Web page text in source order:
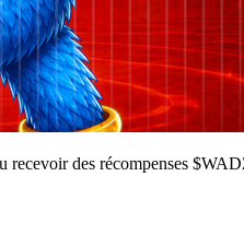
des récompenses